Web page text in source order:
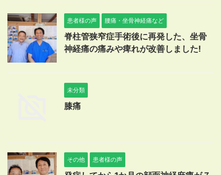
患者様の声 腰痛・坐骨神経痛など
脊柱管狭窄症手術後に再発した、坐骨
神経痛の痛みや痺れが改善しました!
未分類
膝痛
その他 患者様の声